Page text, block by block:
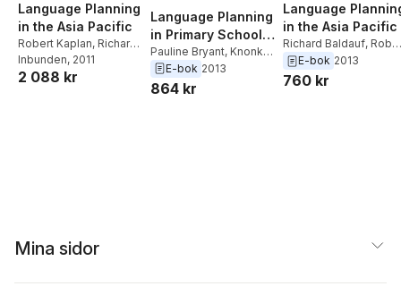
Language Planning
in the Asia Pacific
Robert Kaplan, Richard
Baldauf
Inbunden, 2011
2 088 kr
Language Planning
in Primary Schools
in Asia
Pauline Bryant, Knonko
Kamwangamalu
Kaplan,Richard Baldauf
E-bok 2013
864 kr
Language
in the Asia Pacific
Richard Baldauf,
Kaplan
E-bok 2013
760 kr
Mina sidor